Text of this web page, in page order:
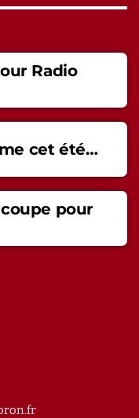
Radio
cet été…
pour